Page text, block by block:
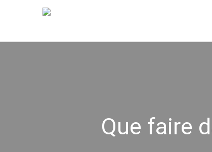
Que faire